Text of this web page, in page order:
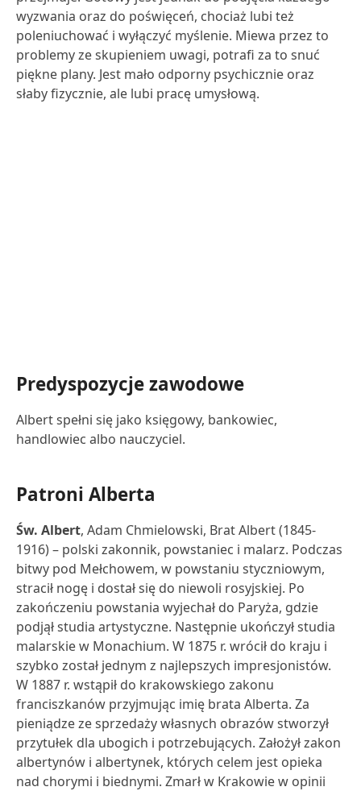
wyzwania oraz do poświęceń, chociaż lubi też
poleniuchować i wyłączyć myślenie. Miewa przez to
problemy ze skupieniem uwagi, potrafi za to snuć
piękne plany. Jest mało odporny psychicznie oraz
słaby fizycznie, ale lubi pracę umysłową.
Predyspozycje zawodowe
Albert spełni się jako księgowy, bankowiec,
handlowiec albo nauczyciel.
Patroni Alberta
Św. Albert, Adam Chmielowski, Brat Albert (1845-
1916) – polski zakonnik, powstaniec i malarz. Podczas
bitwy pod Mełchowem, w powstaniu styczniowym,
stracił nogę i dostał się do niewoli rosyjskiej. Po
zakończeniu powstania wyjechał do Paryża, gdzie
podjął studia artystyczne. Następnie ukończył studia
malarskie w Monachium. W 1875 r. wrócił do kraju i
szybko został jednym z najlepszych impresjonistów.
W 1887 r. wstąpił do krakowskiego zakonu
franciszkanów przyjmując imię brata Alberta. Za
pieniądze ze sprzedaży własnych obrazów stworzył
przytułek dla ubogich i potrzebujących. Założył zakon
albertynów i albertynek, których celem jest opieka
nad chorymi i biednymi. Zmarł w Krakowie w opinii